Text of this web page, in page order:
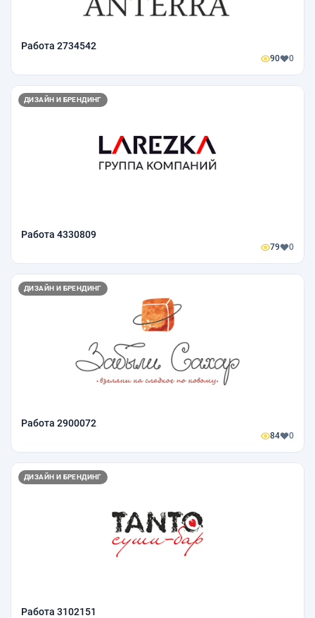
Работа 2734542
90 0
ДИЗАЙН И БРЕНДИНГ
Работа 4330809
79 0
ДИЗАЙН И БРЕНДИНГ
Работа 2900072
84 0
ДИЗАЙН И БРЕНДИНГ
Работа 3102151